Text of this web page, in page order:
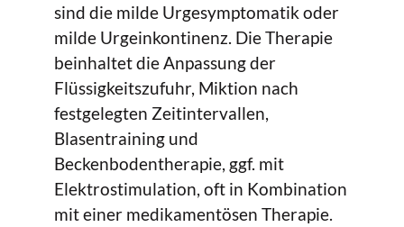
sind die milde Urgesymptomatik oder
milde Urgeinkontinenz. Die Therapie
beinhaltet die Anpassung der
Flüssigkeitszufuhr, Miktion nach
festgelegten Zeitintervallen,
Blasentraining und
Beckenbodentherapie, ggf. mit
Elektrostimulation, oft in Kombination
mit einer medikamentösen Therapie.